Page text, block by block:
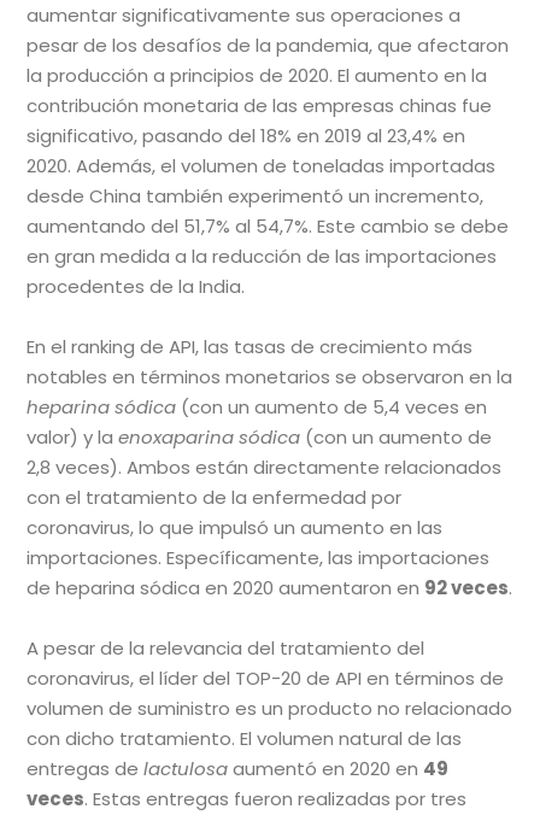
aumentar significativamente sus operaciones a
pesar de los desafíos de la pandemia, que afectaron
la producción a principios de 2020. El aumento en la
contribución monetaria de las empresas chinas fue
significativo, pasando del 18% en 2019 al 23,4% en
2020. Además, el volumen de toneladas importadas
desde China también experimentó un incremento,
aumentando del 51,7% al 54,7%. Este cambio se debe
en gran medida a la reducción de las importaciones
procedentes de la India.
En el ranking de API, las tasas de crecimiento más
notables en términos monetarios se observaron en la
heparina sódica (con un aumento de 5,4 veces en
valor) y laenoxaparina sódica (con un aumento de
2,8 veces). Ambos están directamente relacionados
con el tratamiento de la enfermedad por
coronavirus, lo que impulsó un aumento en las
importaciones. Específicamente, las importaciones
de heparina sódica en 2020 aumentaron en 92 veces.
A pesar de la relevancia del tratamiento del
coronavirus, el líder del TOP-20 de API en términos de
volumen de suministro es un producto no relacionado
con dicho tratamiento. El volumen natural de las
entregas delactulosaaumentó en 2020 en 49
veces. Estas entregas fueron realizadas por tres